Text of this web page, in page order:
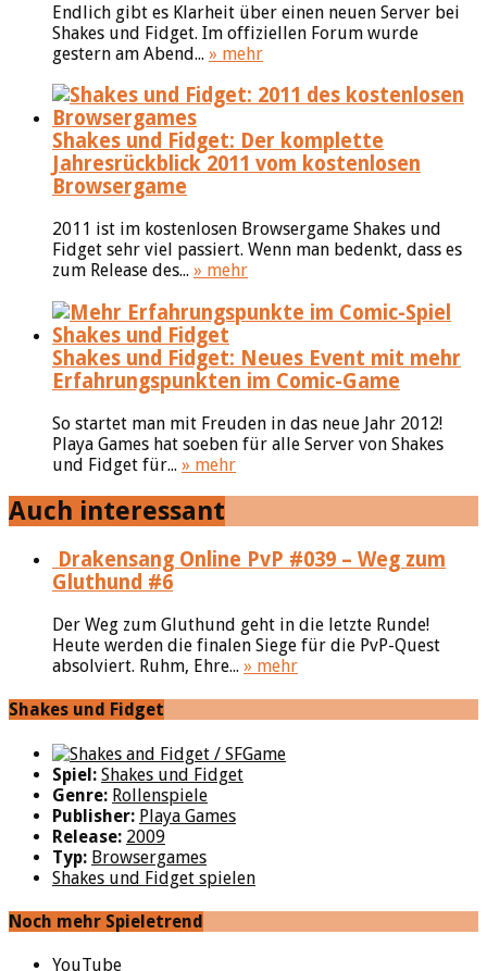
Endlich gibt es Klarheit über einen neuen Server bei
Shakes und Fidget. Im offiziellen Forum wurde
gestern am Abend... » mehr
Shakes und Fidget: Der komplette
Jahresrückblick 2011 vom kostenlosen
Browsergame
2011 ist im kostenlosen Browsergame Shakes und
Fidget sehr viel passiert. Wenn man bedenkt, dass es
zum Release des... » mehr
Shakes und Fidget: Neues Event mit mehr
Erfahrungspunkten im Comic-Game
So startet man mit Freuden in das neue Jahr 2012!
Playa Games hat soeben für alle Server von Shakes
und Fidget für... » mehr
Auch interessant
Drakensang Online PvP #039 – Weg zum
Gluthund #6
Der Weg zum Gluthund geht in die letzte Runde!
Heute werden die finalen Siege für die PvP-Quest
absolviert. Ruhm, Ehre... » mehr
Shakes und Fidget
Spiel: Shakes und Fidget
Genre: Rollenspiele
Publisher: Playa Games
Release: 2009
Typ: Browsergames
Shakes und Fidget spielen
Noch mehr Spieletrend
YouTube